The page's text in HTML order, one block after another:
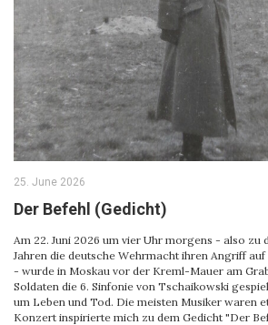
25. June 2026
Der Befehl (Gedicht)
Am 22. Juni 2026 um vier Uhr morgens - also zu
Jahren die deutsche Wehrmacht ihren Angriff
- wurde in Moskau vor der Kreml-Mauer am
Soldaten die 6. Sinfonie von Tschaikowski
um Leben und Tod. Die meisten Musiker waren
Konzert inspirierte mich zu dem Gedicht "Der